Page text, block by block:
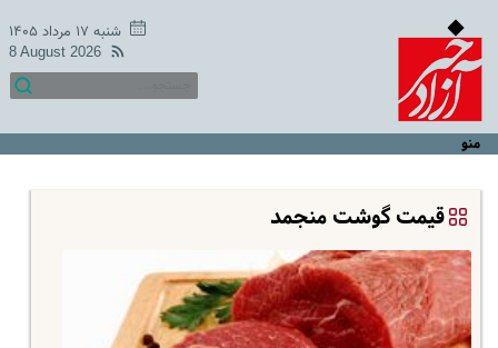
شنبه ۱۷ مرداد ۱۴۰۵
8 August 2026
منو
قیمت گوشت منجمد